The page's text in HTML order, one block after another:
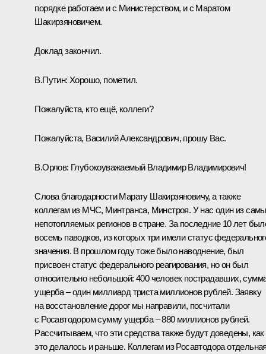
порядке работаем и с Министерством, и с Маратом
Шакирзяновичем.
Доклад закончил.
В.Путин: Хорошо, пометил.
Пожалуйста, кто ещё, коллеги?
Пожалуйста, Василий Александрович, прошу Вас.
В.Орлов: Глубокоуважаемый Владимир Владимирович!
Слова благодарности Марату Шакирзяновичу, а также
коллегам из МЧС, Минтранса, Минстроя. У нас один из
непотопляемых регионов в стране. За последние 10 лет
восемь паводков, из которых три имели статус
значения. В прошлом году тоже было наводнение, был
присвоен статус федерального реагирования, но он был
относительно небольшой: 400 человек пострадавших,
ущерба – один миллиард триста миллионов рублей. Заявку
на восстановление дорог мы направили, посчитали
с Росавтодором сумму ущерба – 880 миллионов рублей.
Рассчитываем, что эти средства также будут доведены, как
это делалось и раньше. Коллегам из Росавтодора